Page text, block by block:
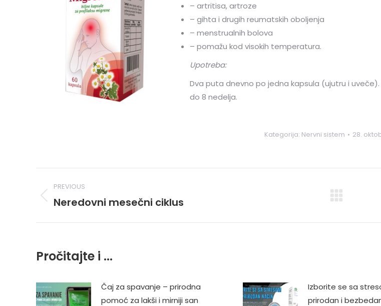
– artritisa, artroze
– gihta i drugih reumatskih oboljenja
– menstrualnih bolova
– pomažu kod visokih temperatura.
Upotreba:
Dva puta dnevno po jedna kapsula (ujutru i
do 8 nedelja.
Kategorija: Nervni sistem 28.
Post
navigation
PREVIOUS
Previous
Neredovni mesečni ciklus
Pročitajte i ...
Čaj za spavanje – prirodna
pomoć za lakši i mirniji san
Izborite se sa
prirodan i